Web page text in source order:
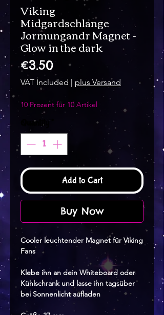
Viking
Midgardschlange
Jormungandr Magnet -
Glow in the dark
€3.50Price
VAT Included | plus Versand
10 Prozent für 10 Artikel
Quantity
Add to Cart
Buy Now
Cooler leuchtender Magnet für Viking
Fans
Klebe ihn an dein Whiteboard oder
Kühlschrank und lasse ihn tagsüber
bei Sonnenlicht aufladen